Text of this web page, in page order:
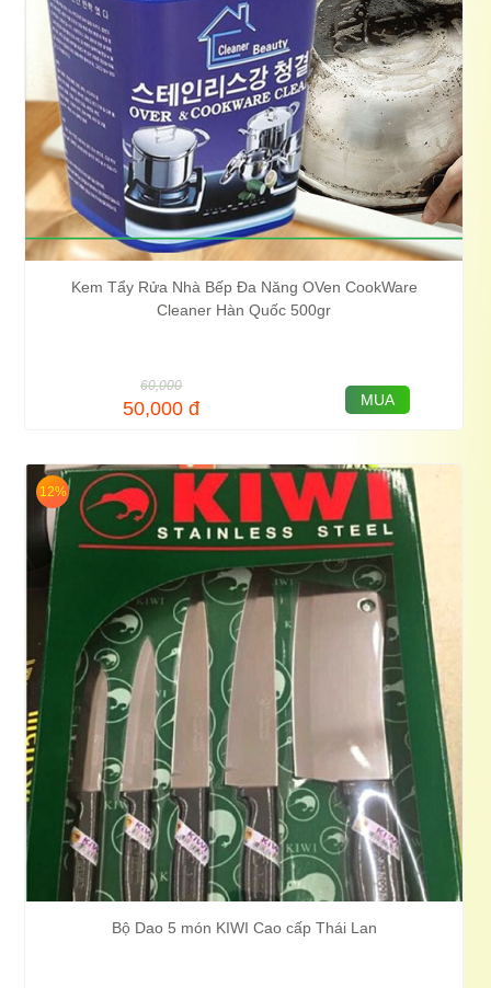
Kem Tẩy Rửa Nhà Bếp Đa Năng OVen CookWare
Cleaner Hàn Quốc 500gr
60,000
50,000 đ MUA
12%
Bộ Dao 5 món KIWI Cao cấp Thái Lan